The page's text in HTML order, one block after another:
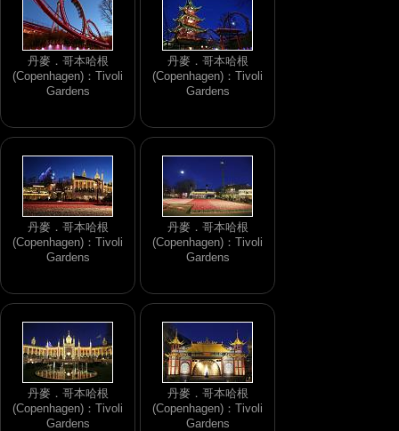
丹麥．哥本哈根
(Copenhagen)：Tivoli
Gardens
丹麥．哥本哈根
(Copenhagen)：Tivoli
Gardens
丹麥．哥本哈根
(Copenhagen)：Tivoli
Gardens
丹麥．哥本哈根
(Copenhagen)：Tivoli
Gardens
丹麥．哥本哈根
(Copenhagen)：Tivoli
Gardens
丹麥．哥本哈根
(Copenhagen)：Tivoli
Gardens